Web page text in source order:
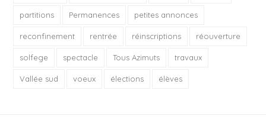
partitions Permanences petites annonces
reconfinement rentrée réinscriptions réouverture
solfege spectacle Tous Azimuts travaux
Vallée sud voeux élections élèves